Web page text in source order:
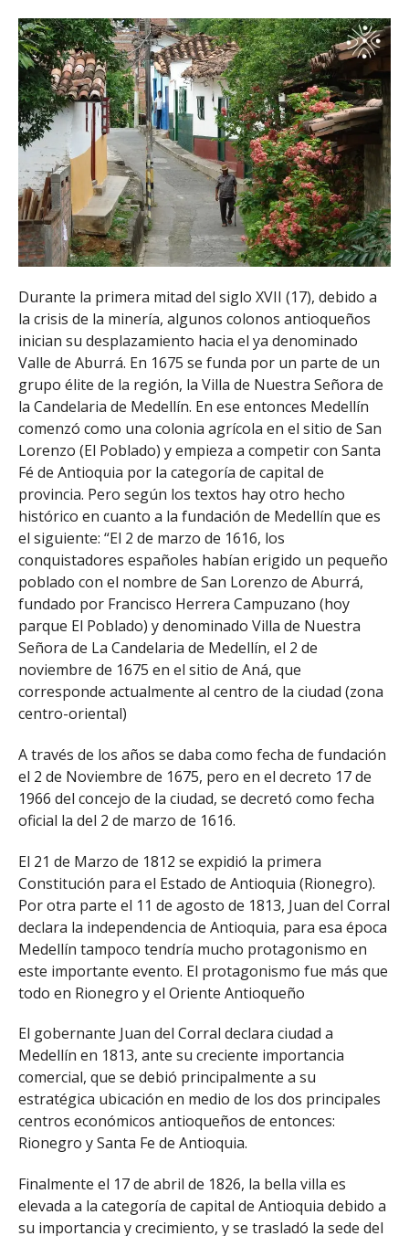
Durante la primera mitad del siglo XVII (17), debido a
la crisis de la minería, algunos colonos antioqueños
inician su desplazamiento hacia el ya denominado
Valle de Aburrá. En 1675 se funda por un parte de un
grupo élite de la región, la Villa de Nuestra Señora de
la Candelaria de Medellín. En ese entonces Medellín
comenzó como una colonia agrícola en el sitio de San
Lorenzo (El Poblado) y empieza a competir con Santa
Fé de Antioquia por la categoría de capital de
provincia. Pero según los textos hay otro hecho
histórico en cuanto a la fundación de Medellín que es
el siguiente: “El 2 de marzo de 1616, los
conquistadores españoles habían erigido un pequeño
poblado con el nombre de San Lorenzo de Aburrá,
fundado por Francisco Herrera Campuzano (hoy
parque El Poblado) y denominado Villa de Nuestra
Señora de La Candelaria de Medellín, el 2 de
noviembre de 1675 en el sitio de Aná, que
corresponde actualmente al centro de la ciudad (zona
centro-oriental)
A través de los años se daba como fecha de fundación
el 2 de Noviembre de 1675, pero en el decreto 17 de
1966 del concejo de la ciudad, se decretó como fecha
oficial la del 2 de marzo de 1616.
El 21 de Marzo de 1812 se expidió la primera
Constitución para el Estado de Antioquia (Rionegro).
Por otra parte el 11 de agosto de 1813, Juan del Corral
declara la independencia de Antioquia, para esa época
Medellín tampoco tendría mucho protagonismo en
este importante evento. El protagonismo fue más que
todo en Rionegro y el Oriente Antioqueño
El gobernante Juan del Corral declara ciudad a
Medellín en 1813, ante su creciente importancia
comercial, que se debió principalmente a su
estratégica ubicación en medio de los dos principales
centros económicos antioqueños de entonces:
Rionegro y Santa Fe de Antioquia.
Finalmente el 17 de abril de 1826, la bella villa es
elevada a la categoría de capital de Antioquia debido a
su importancia y crecimiento, y se trasladó la sede del